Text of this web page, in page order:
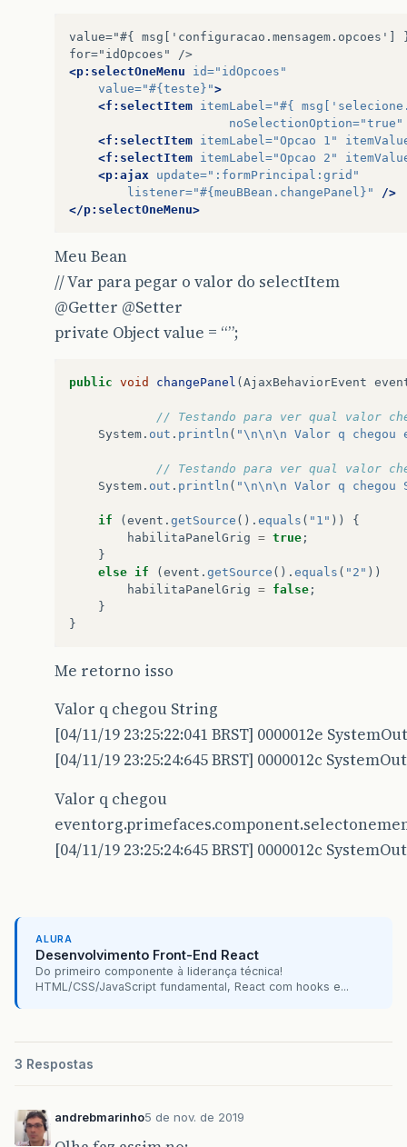
value="#{ msg['configuracao.mensagem.opcoes']
for="idOpcoes"
<p:selectOneMenu
id="idOpcoes"
value="#{teste}">
<f:selectItem itemLabel="#{
noSelectionOption="true"
<f:selectItem itemLabel="Opcao 1"
<f:selectItem itemLabel="Opcao 2"
<p:ajax update=":formPrincipal:grid"
listener="#{meuBBean.changePanel}"
/>
</p:selectOneMenu>
Meu Bean
// Var para pegar o valor do selectItem
@Getter @Setter
private Object value = “”;
public void changePanel ( AjaxBehaviorEvent
// Testando para ver qual valor
System . out . println ( "\n\n\n Valor q chegou
// Testando para ver qual valor
System . out . println ( "\n\n\n Valor q chegou
if ( event . getSource (). equals ( "1" ))
{
habilitaPanelGrig = true ;
}
else if ( event . getSource (). equals ( "2" ))
habilitaPanelGrig = false ;
}
}
Me retorno isso
Valor q chegou String
[04/11/19 23:25:22:041 BRST] 0000012e
[04/11/19 23:25:24:645 BRST] 0000012c
Valor q chegou
[04/11/19 23:25:24:645 BRST] 0000012c
ALURA
Desenvolvimento Front-End React
Do primeiro componente à liderança técnica!
HTML/CSS/JavaScript fundamental, React com hooks e...
3 Respostas
andrebmarinho5 de nov. de 2019